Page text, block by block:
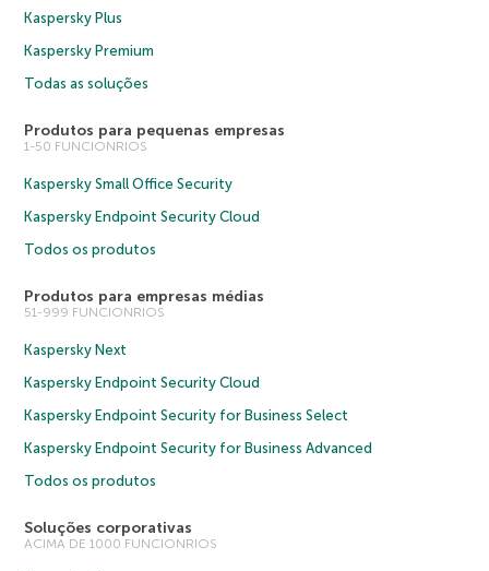
Kaspersky Plus
Kaspersky Premium
Todas as soluções
Produtos para pequenas empresas
1-50 FUNCIONRIOS
Kaspersky Small Office Security
Kaspersky Endpoint Security Cloud
Todos os produtos
Produtos para empresas médias
51-999 FUNCIONRIOS
Kaspersky Next
Kaspersky Endpoint Security Cloud
Kaspersky Endpoint Security for Business Select
Kaspersky Endpoint Security for Business Advanced
Todos os produtos
Soluções corporativas
ACIMA DE 1000 FUNCIONRIOS